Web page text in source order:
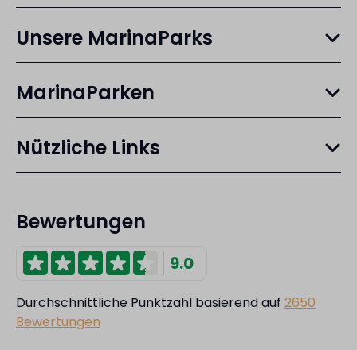
Unsere MarinaParks
MarinaParken
Nützliche Links
Bewertungen
9.0
Durchschnittliche Punktzahl basierend auf 2650
Bewertungen